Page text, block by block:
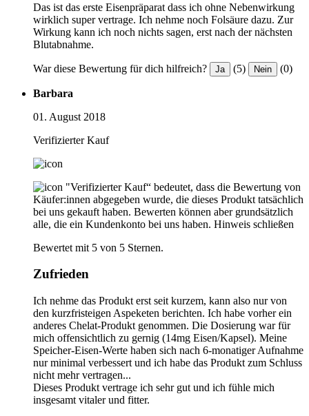
Das ist das erste Eisenpräparat dass ich ohne Nebenwirkung
wirklich super vertrage. Ich nehme noch Folsäure dazu. Zur
Wirkung kann ich noch nichts sagen, erst nach der nächsten
Blutabnahme.
War diese Bewertung für dich hilfreich? Ja (5) Nein (0)
Barbara
01. August 2018
Verifizierter Kauf
"Verifizierter Kauf“ bedeutet, dass die Bewertung von
Käufer:innen abgegeben wurde, die dieses Produkt tatsächlich
bei uns gekauft haben. Bewerten können aber grundsätzlich
alle, die ein Kundenkonto bei uns haben. Hinweis schließen
Bewertet mit 5 von 5 Sternen.
Zufrieden
Ich nehme das Produkt erst seit kurzem, kann also nur von
den kurzfristeigen Aspeketen berichten. Ich habe vorher ein
anderes Chelat-Produkt genommen. Die Dosierung war für
mich offensichtlich zu gernig (14mg Eisen/Kapsel). Meine
Speicher-Eisen-Werte haben sich nach 6-monatiger Aufnahme
nur minimal verbessert und ich habe das Produkt zum Schluss
nicht mehr vertragen...
Dieses Produkt vertrage ich sehr gut und ich fühle mich
insgesamt vitaler und fitter.